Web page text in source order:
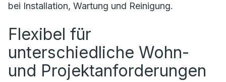
bei Installation, Wartung und Reinigung.
Flexibel für
unterschiedliche Wohn-
und Projektanforderungen